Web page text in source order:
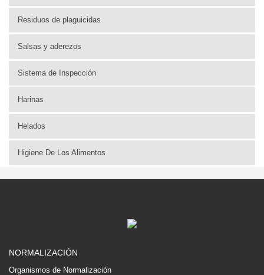
Residuos de plaguicidas
Salsas y aderezos
Sistema de Inspección
Harinas
Helados
Higiene De Los Alimentos
NORMALIZACIÓN
Organismos de Normalización